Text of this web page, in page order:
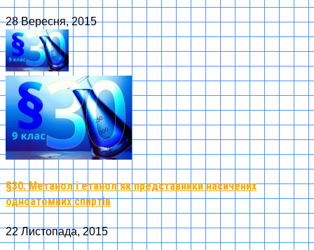
28 Вересня, 2015
§30. Метанол і етанол як представники насичених
одноатомних спиртів
22 Листопада, 2015